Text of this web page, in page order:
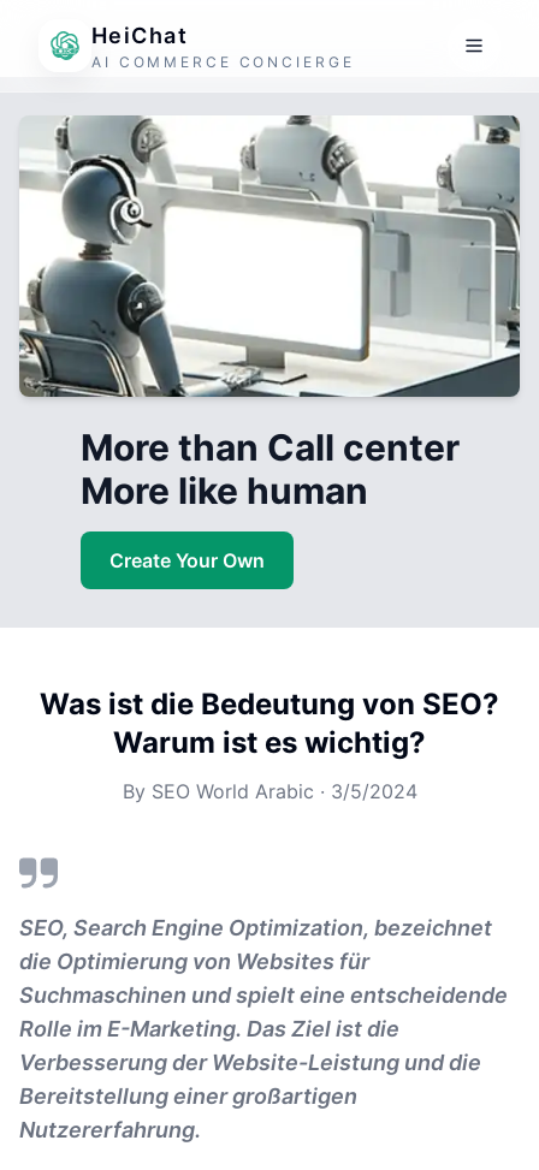
HeiChat
AI COMMERCE CONCIERGE
More than Call center
More like human
Create Your Own
Was ist die Bedeutung von SEO?
Warum ist es wichtig?
By SEO World Arabic · 3/5/2024
SEO, Search Engine Optimization, bezeichnet
die Optimierung von Websites für
Suchmaschinen und spielt eine entscheidende
Rolle im E-Marketing. Das Ziel ist die
Verbesserung der Website-Leistung und die
Bereitstellung einer großartigen
Nutzererfahrung.